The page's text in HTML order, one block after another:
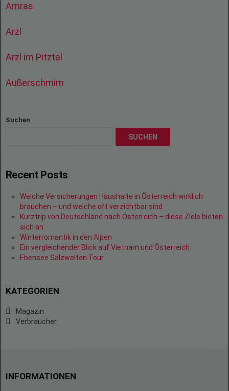
Amras
Arzl
Arzl im Pitztal
Außerschmirn
Suchen
SUCHEN
Recent Posts
Welche Versicherungen Haushalte in Österreich wirklich
brauchen – und welche oft verzichtbar sind
Kurztrip von Deutschland nach Österreich – diese Ziele bieten
sich an
Winterromantik in den Alpen
Ein vergleichender Blick auf Vietnam und Österreich
Ebensee Salzwelten Tour
KATEGORIEN
Magazin
Verbraucher
INFORMATIONEN